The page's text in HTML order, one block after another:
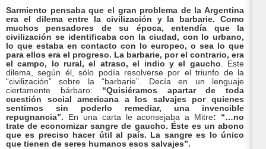
Sarmiento pensaba que el gran problema de la Argentina
era el dilema entre la civilización y la barbarie. Como
muchos pensadores de su época, entendía que la
civilización se identificaba con la ciudad, con lo urbano,
lo que estaba en contacto con lo europeo, o sea lo que
para ellos era el progreso. La barbarie, por el contrario, era
el campo, lo rural, el atraso, el indio y el gaucho. Este
dilema, según él, sólo podía resolverse por el triunfo de la
“civilización” sobre la “barbarie”. Decía en un lenguaje
ciertamente bárbaro: “Quisiéramos apartar de toda
cuestión social americana a los salvajes por quienes
sentimos sin poderlo remediar, una invencible
repugnancia”. En una carta le aconsejaba a Mitre: “…no
trate de economizar sangre de gaucho. Éste es un abono
que es preciso hacer útil al país. La sangre es lo único
que tienen de seres humanos esos salvajes”.